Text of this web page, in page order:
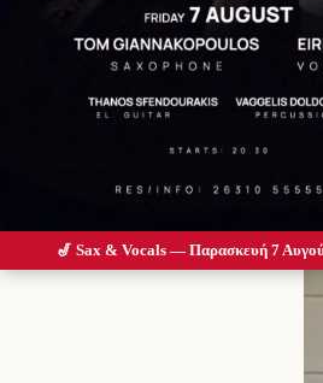
🎷 Sax & Vocals — Παρασκευή 7